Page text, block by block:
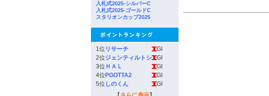
入札式2025-シルバーC
入札式2025-ゴールドC
スタリオンカップ2025
1位 リサーチ
GI
2位ジェンティルトシ
GI
3位 ＨＡＬ
GI
4位 PGOTTA2
GI
5位 しのくん
GI